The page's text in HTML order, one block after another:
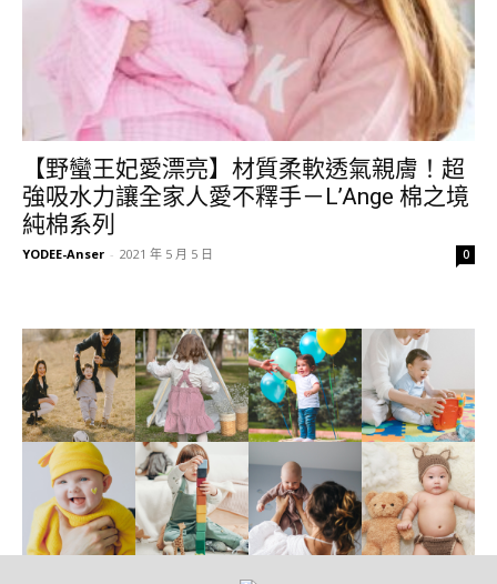
【野蠻王妃愛漂亮】材質柔軟透氣親膚！超
強吸水力讓全家人愛不釋手－L’Ange 棉之境
純棉系列
YODEE-Anser - 2021 年 5 月 5 日 0